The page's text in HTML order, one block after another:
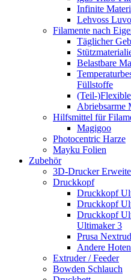
Infinite
Lehvoss
Filamente nach
Täglicher
Belastbare
Füllstoffe
(Teil-
Abriebsarme
Hilfsmittel für
Magigoo
Photocentric Harze
Mayku Folien
Zubehör
3D-Drucker
Druckkopf
Druckkopf
Druckkopf
Druckkopf
Ultimaker 3
Prusa
Andere
Extruder / Feeder
Bowden Schlauch